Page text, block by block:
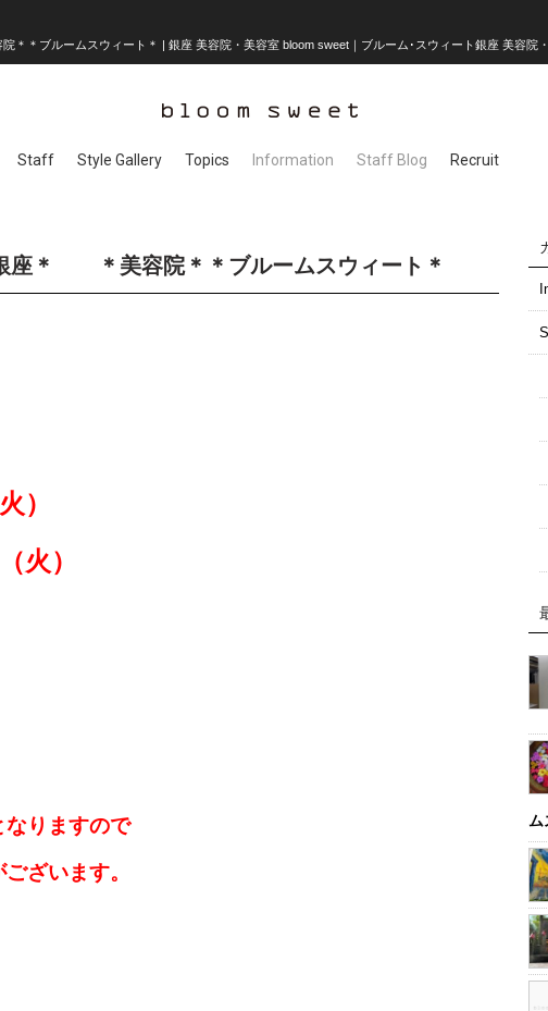
＊＊ブルームスウィート＊ | 銀座 美容院・美容室 bloom sweet｜ブルーム･スウィート銀座 美容院
Staff Style Gallery Topics Information Staff Blog Recruit
座＊ ＊美容院＊＊ブルームスウィート＊
）
火）
なりますので
ざいます。
ム